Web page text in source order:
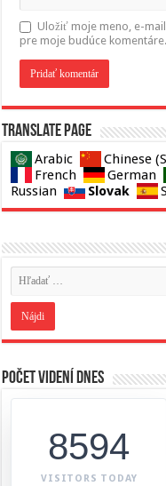
Uložiť moje meno, e-
pre moje budúce komentáre.
Translate page
Arabic Chinese
French
German
Russian
Slovak
Počet videní dnes
8594
VISITORS TODAY